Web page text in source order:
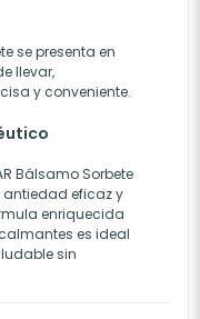
se presenta en
llevar,
y conveniente.
Bálsamo Sorbete
eficaz y
enriquecida
es ideal
sin